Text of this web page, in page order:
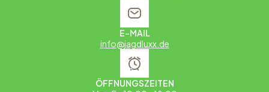
E-MAIL
info@jagdluxx.de
ÖFFNUNGSZEITEN